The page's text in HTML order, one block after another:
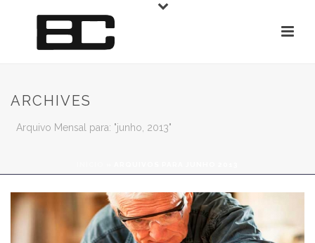
ARCHIVES
Arquivo Mensal para: "junho, 2013"